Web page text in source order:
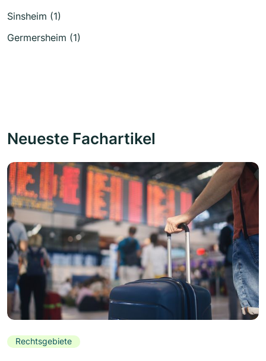
Sinsheim (1)
Germersheim (1)
Neueste Fachartikel
Rechtsgebiete